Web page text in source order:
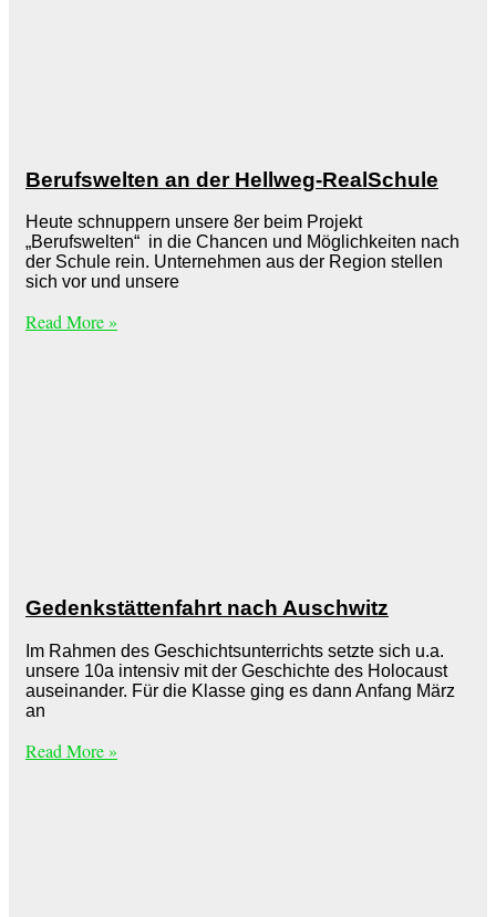
Berufswelten an der Hellweg-RealSchule
Heute schnuppern unsere 8er beim Projekt
„Berufswelten“ in die Chancen und Möglichkeiten nach
der Schule rein. Unternehmen aus der Region stellen
sich vor und unsere
Read More »
Gedenkstättenfahrt nach Auschwitz
Im Rahmen des Geschichtsunterrichts setzte sich u.a.
unsere 10a intensiv mit der Geschichte des Holocaust
auseinander. Für die Klasse ging es dann Anfang März
an
Read More »